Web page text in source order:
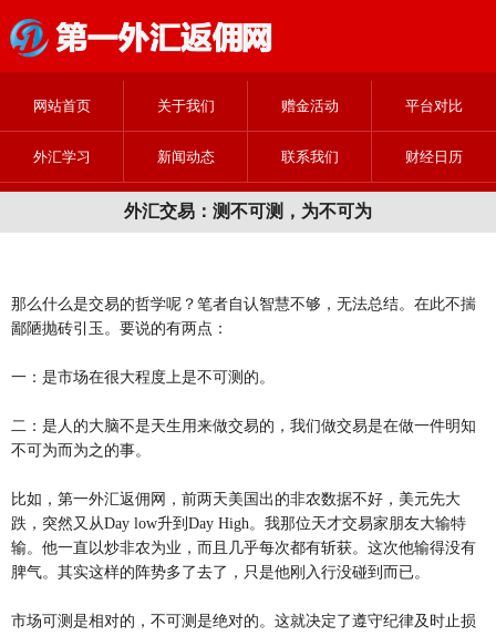
网站首页 关于我们 赠金活动 平台对比
外汇学习 新闻动态 联系我们 财经日历
外汇交易：测不可测，为不可为
那么什么是交易的哲学呢？笔者自认智慧不够，无法总结。在此不揣
鄙陋抛砖引玉。要说的有两点：
一：是市场在很大程度上是不可测的。
二：是人的大脑不是天生用来做交易的，我们做交易是在做一件明知
不可为而为之的事。
比如，第一外汇返佣网，前两天美国出的非农数据不好，美元先大
跌，突然又从Day low升到Day High。我那位天才交易家朋友大输特
输。他一直以炒非农为业，而且几乎每次都有斩获。这次他输得没有
脾气。其实这样的阵势多了去了，只是他刚入行没碰到而已。
市场可测是相对的，不可测是绝对的。这就决定了遵守纪律及时止损